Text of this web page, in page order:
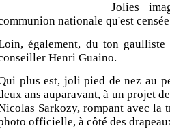
Jolies
nationale qu'est
également, du ton gaulliste
Henri Guaino.
plus est, joli pied de nez au
ans auparavant, à un projet
Sarkozy, rompant avec la
officielle, à côté des